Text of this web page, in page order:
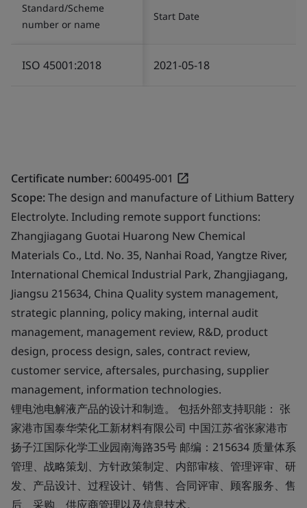
Standard/Scheme
number or name
Start Date
ISO 45001:2018 2021-05-18
Certificate number: 600495-001
Scope:The design and manufacture of Lithium Battery
Electrolyte. Including remote support functions:
Zhangjiagang Guotai Huarong New Chemical
Materials Co., Ltd. No. 35, Nanhai Road, Yangtze River,
International Chemical Industrial Park, Zhangjiagang,
Jiangsu 215634, China Quality system management,
strategic planning, policy making, internal audit
management, management review, R&D, product
design, process design, sales, contract review,
customer service, aftersales, purchasing, supplier
management, information technologies.
锂电池电解液产品的设计和制造。 包括外部支持职能： 张
家港市国泰华荣化工新材料有限公司 中国江苏省张家港市
扬子江国际化学工业园南海路35号 邮编：215634 质量体系
管理、战略策划、方针政策制定、内部审核、管理评审、研
发、产品设计、过程设计、销售、合同评审、顾客服务、售
后、采购、供应商管理以及信息技术。